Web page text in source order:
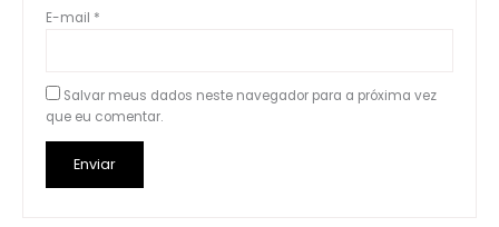
E-mail *
Salvar meus dados neste navegador para a próxima vez
que eu comentar.